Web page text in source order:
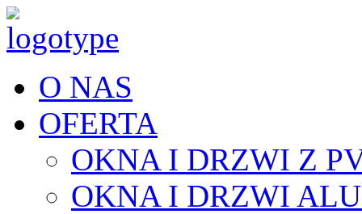
O NAS
OFERTA
OKNA I DRZWI Z
OKNA I DRZWI